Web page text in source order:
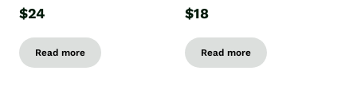
$24
Read more
$18
Read more